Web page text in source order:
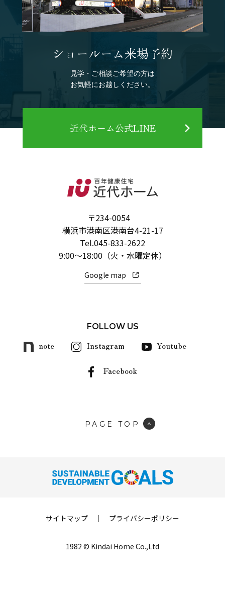
ショールーム来場予約
見学・ご相談ご希望の方は
お気軽にお越しください。
近代ホーム公式LINE
〒234-0054
横浜市港南区港南台4-21-17
Tel.045-833-2622
9:00～18:00（火・水曜定休）
Google map
FOLLOW US
note Instagram Youtube
Facebook
PAGE TOP
サイトマップ ｜ プライバシーポリシー
1982 © Kindai Home Co.,Ltd